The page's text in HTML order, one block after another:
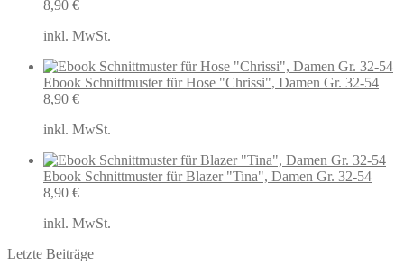
8,90 €
inkl. MwSt.
Ebook Schnittmuster für Hose "Chrissi", Damen Gr. 32-54
8,90 €
inkl. MwSt.
Ebook Schnittmuster für Blazer "Tina", Damen Gr. 32-54
8,90 €
inkl. MwSt.
Letzte Beiträge